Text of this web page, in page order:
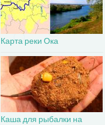
Карта реки Ока
Каша для рыбалки на